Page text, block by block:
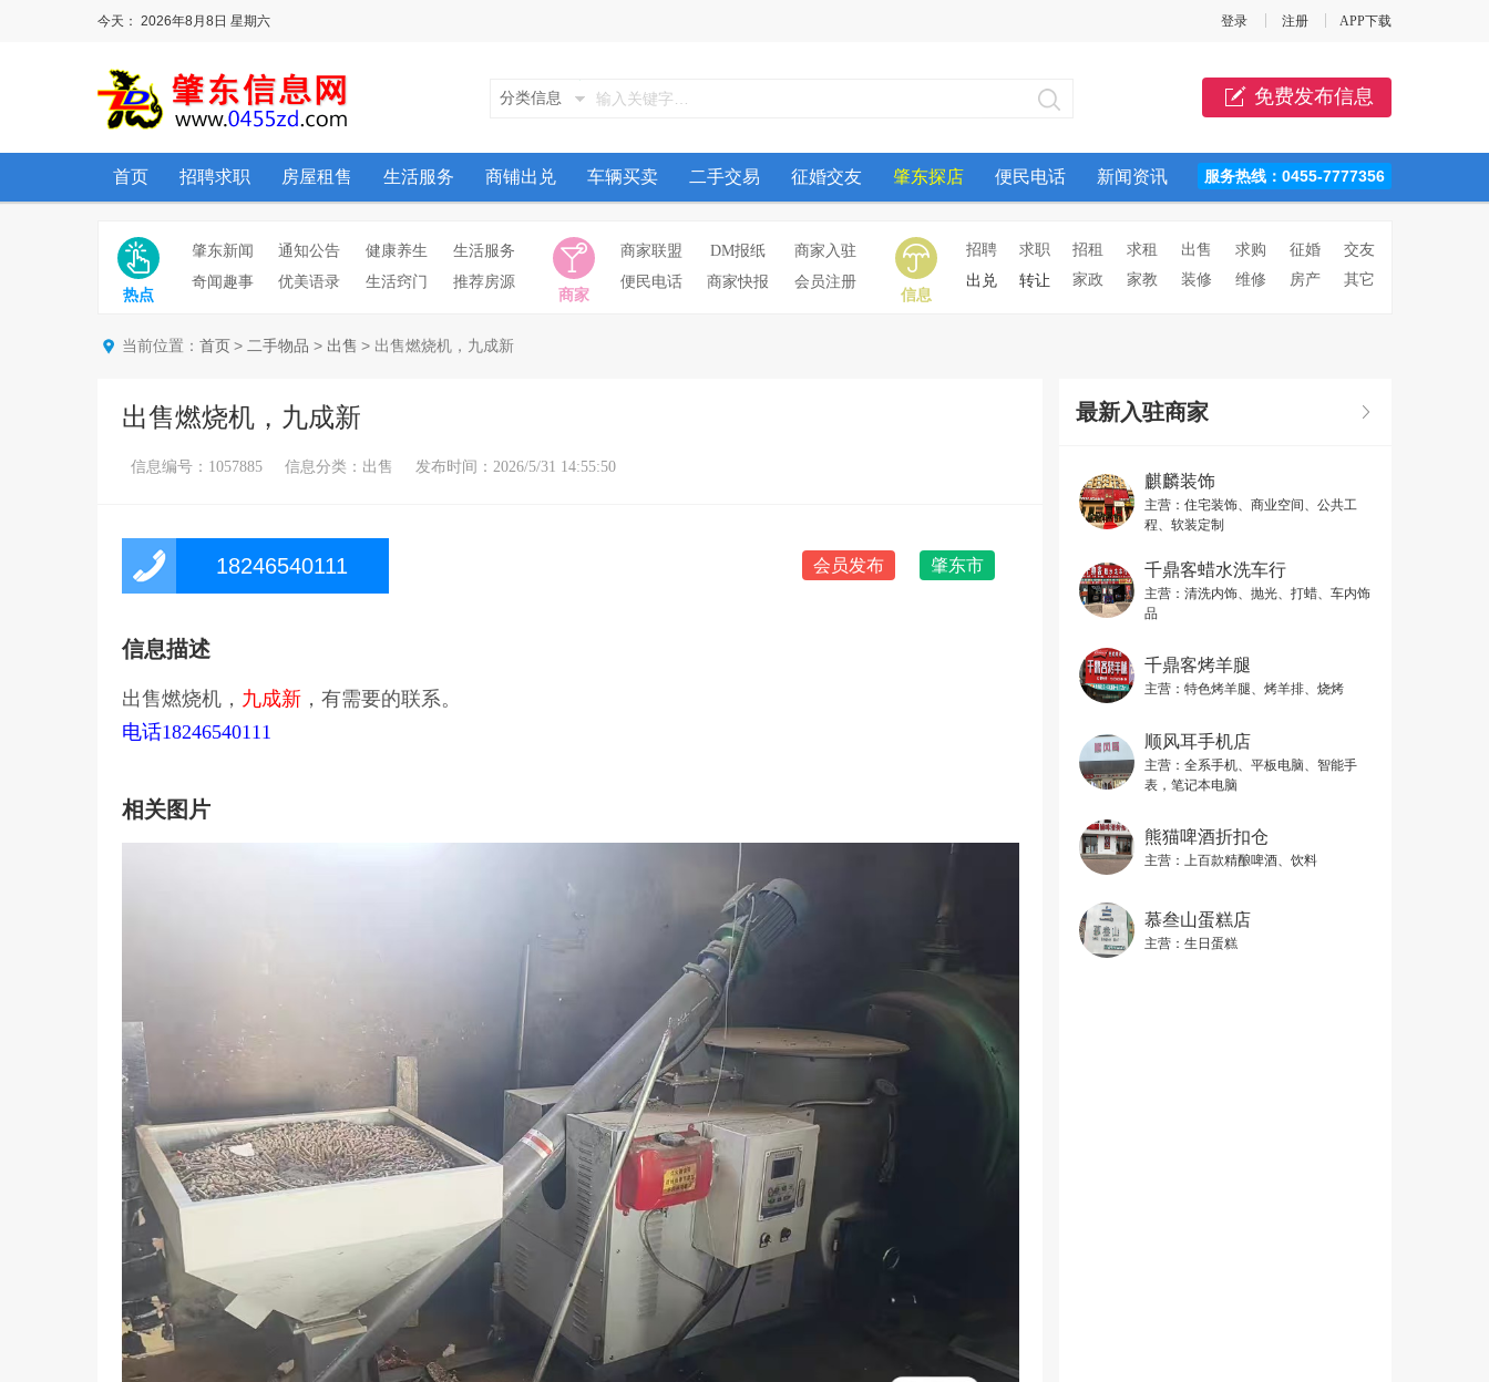
今天： 2026年8月8日 星期六 登录 注册 APP下载
分类信息 免费发布信息
首页 招聘求职 房屋租售 生活服务 商铺出兑 车辆买卖 二手交易 征婚交友 肇东探店 便民电话 新闻资讯 服务热线：0455-7777356
肇东新闻 通知公告 健康养生
生活服务
奇闻趣事
优美语录 生活窍门 推荐房源
商家联盟 DM报纸
商家入驻
便民电话
商家快报 会员注册
招聘 求职 招租 求租 出售 求购 征婚
交友
出兑
转让 家政 家教 装修 维修 房产 其它
热点 商家 信息
当前位置： 首页 > 二手物品 > 出售 > 出售燃烧机，九成新
出售燃烧机，九成新
信息编号：1057885 信息分类：出售 发布时间：2026/5/31 14:55:50
18246540111 会员发布 肇东市
信息描述
出售燃烧机， 九成新，有需要的联系。
电话18246540111
相关图片
最新入驻商家
麒麟装饰
主营： 住宅装饰、商业空间、公共工
程、软装定制
千鼎客蜡水洗车行
主营： 清洗内饰、抛光、打蜡、车内饰
品
千鼎客烤羊腿
主营： 特色烤羊腿、烤羊排、烧烤
顺风耳手机店
主营： 全系手机、平板电脑、智能手
表，笔记本电脑
熊猫啤酒折扣仓
主营： 上百款精酿啤酒、饮料
慕叁山蛋糕店
主营： 生日蛋糕